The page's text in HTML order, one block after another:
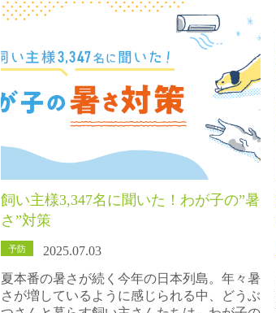
飼い主様3,347名に聞いた！わが子の”暑
さ”対策
予防
2025.07.03
夏本番の暑さが続く今年の日本列島。年々暑
さが増しているように感じられる中、どうぶ